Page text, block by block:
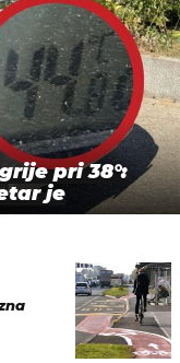
pri 38°:
je